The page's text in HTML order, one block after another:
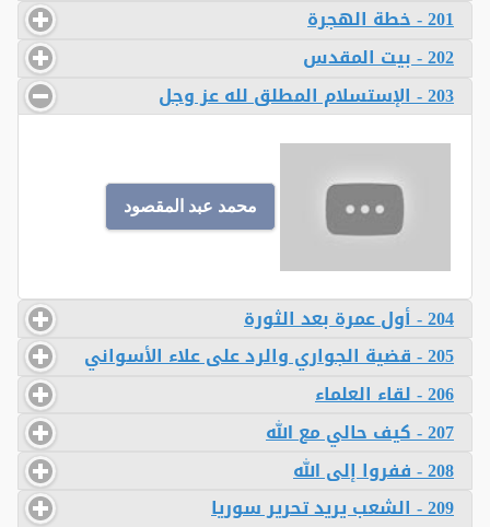
201 - خطة الهجرة
202 - بيت المقدس
203 - الإستسلام المطلق لله عز وجل
محمد عبد المقصود
204 - أول عمرة بعد الثورة
205 - قضية الجواري والرد على علاء الأسواني
206 - لقاء العلماء
207 - كيف حالي مع الله
208 - ففروا إلى الله
209 - الشعب يريد تحرير سوريا